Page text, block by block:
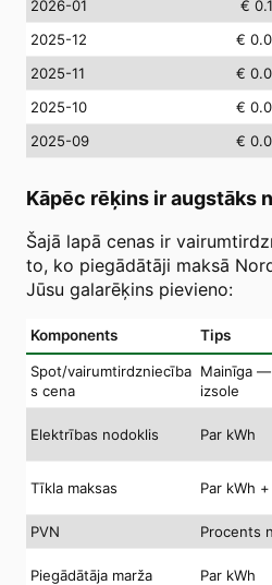
2026-01
€
2025-12
€
2025-11
€
2025-10
€
2025-09
€
Kāpēc rēķins ir augstāks
Šajā lapā cenas ir
to, ko piegādātāji maksā
Jūsu galarēķins pievieno:
Komponents Tips
Spot/vairumtirdzniecība
s cena
Mainīga
izsole
Elektrības nodoklis Par kWh
Tīkla maksas Par kWh
PVN
Procents
Piegādātāja marža Par kWh